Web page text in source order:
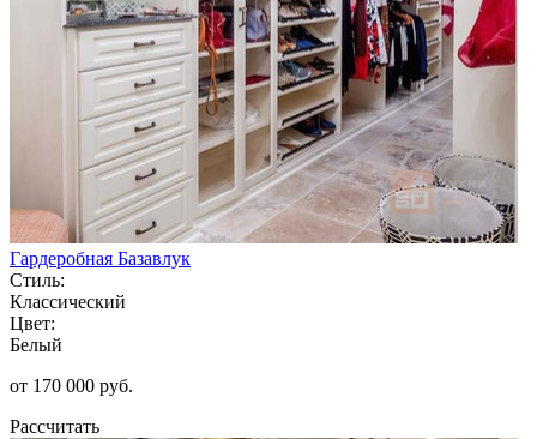
Гардеробная Базавлук
Стиль:
Классический
Цвет:
Белый
от 170 000 руб.
Рассчитать